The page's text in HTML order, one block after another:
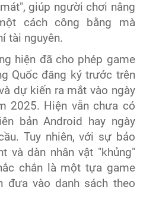
giúp người chơi nâng
cách công bằng mà
tài nguyên.
hiện đã cho phép game
Quốc đăng ký trước trên
dự kiến ra mắt vào ngày
2025. Hiện vẫn chưa có
bản Android hay ngày
Tuy nhiên, với sự bảo
và dàn nhân vật "khủng"
chắn là một tựa game
đưa vào danh sách theo